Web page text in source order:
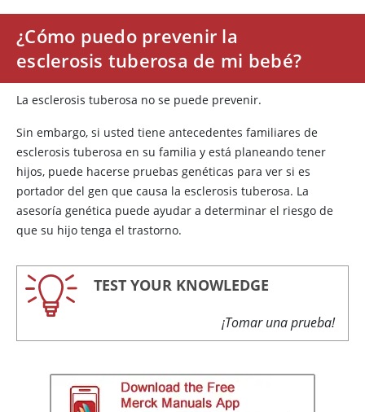
¿Cómo puedo prevenir la
esclerosis tuberosa de mi bebé?
La esclerosis tuberosa no se puede prevenir.
Sin embargo, si usted tiene antecedentes familiares de
esclerosis tuberosa en su familia y está planeando tener
hijos, puede hacerse pruebas genéticas para ver si es
portador del gen que causa la esclerosis tuberosa. La
asesoría genética puede ayudar a determinar el riesgo de
que su hijo tenga el trastorno.
TEST YOUR KNOWLEDGE
¡Tomar una prueba!